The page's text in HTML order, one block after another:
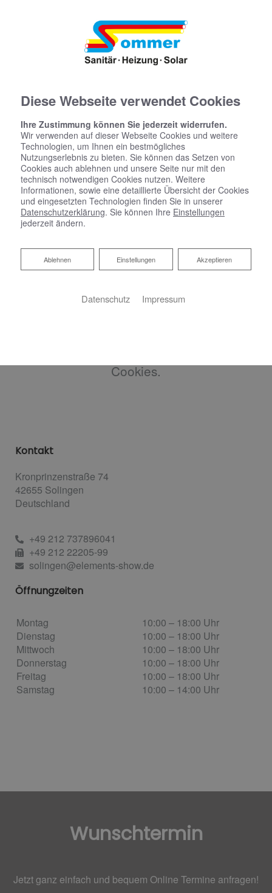
Virtuelle Ausstellung
ELEMENTS SOLINGEN
Cookies.
Kontakt
Kronprinzenstraße 74
42655 Solingen
Deutschland
+49 212 737896041
+49 212 22205-99
solingen@elements-show.de
Öffnungzeiten
Montag
Dienstag
Mittwoch
Donnerstag
Freitag
Samstag
10:00 – 18:00 Uhr
10:00 – 18:00 Uhr
10:00 – 18:00 Uhr
10:00 – 18:00 Uhr
10:00 – 18:00 Uhr
10:00 – 14:00 Uhr
Wunschtermin
Jetzt ganz einfach und bequem Online Termine anfragen!
Diese Webseite verwendet Cookies
Ihre Zustimmung können Sie jederzeit widerrufen.
Wir verwenden auf dieser Webseite Cookies und weitere
Technologien, um Ihnen ein bestmögliches
Nutzungserlebnis zu bieten. Sie können das Setzen von
Cookies auch ablehnen und unsere Seite nur mit den
technisch notwendigen Cookies nutzen. Weitere
Informationen, sowie eine detaillierte Übersicht der Cookies
und eingesetzten Technologien finden Sie in unserer
Datenschutzerklärung. Sie können Ihre Einstellungen
jederzeit ändern.
Akzeptieren
Einstellungen
Ablehnen
Ablehnen
Datenschutz Impressum